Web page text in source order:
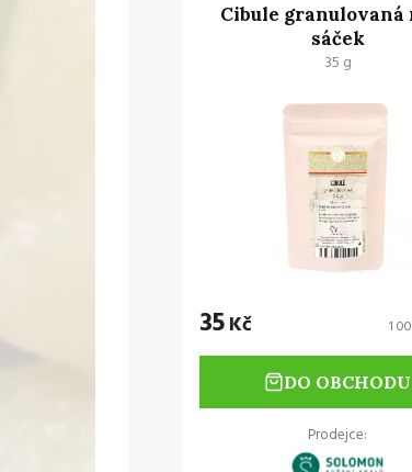
Cibule granulovaná
sáček
35 g
35Kč 1
DO OBCHODU
Prodejce: